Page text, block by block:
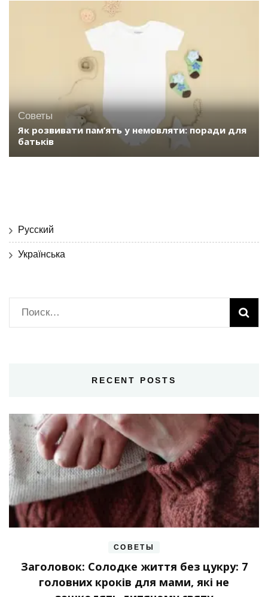
Советы
Як розвивати пам’ять у немовляти: поради для
батьків
Русский
Українська
Найти:
RECENT POSTS
СОВЕТЫ
Заголовок: Солодке життя без цукру: 7
головних кроків для мами, які не